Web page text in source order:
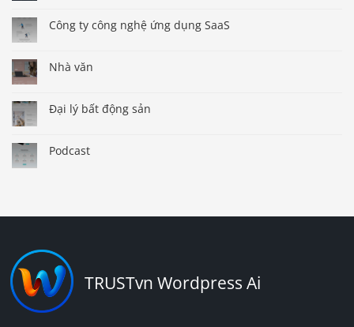
Công ty công nghệ ứng dụng SaaS
Nhà văn
Đại lý bất động sản
Podcast
TRUSTvn Wordpress Ai